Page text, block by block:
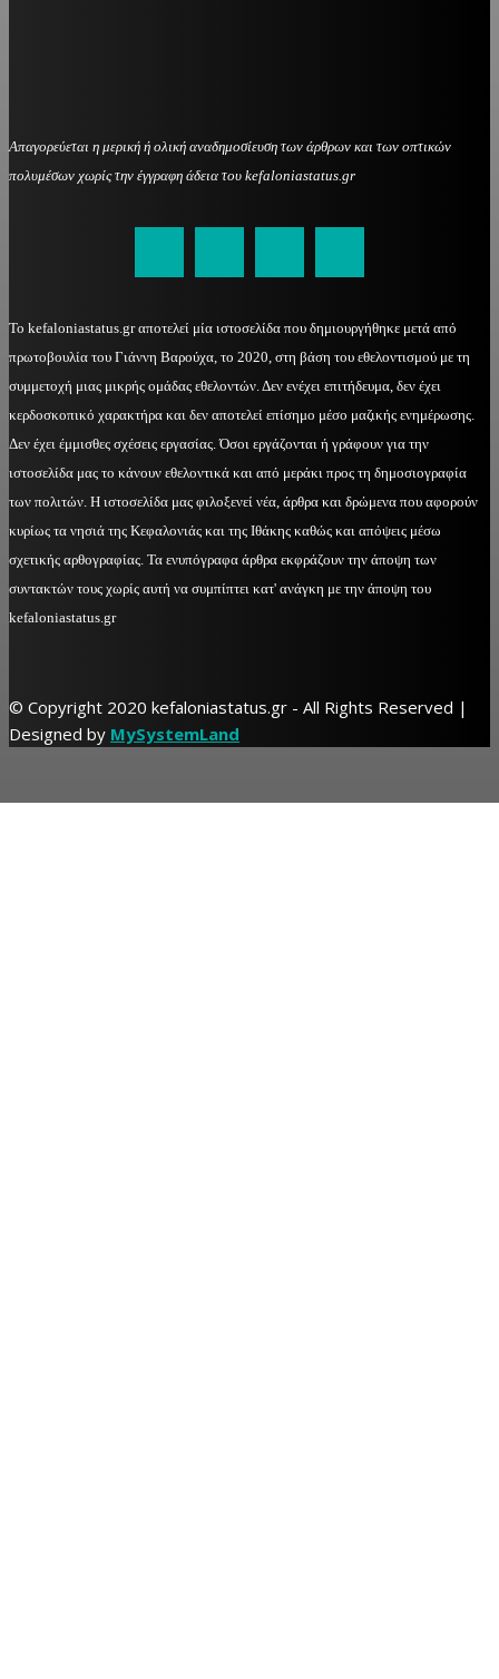
Απαγορεύεται η μερική ή ολική αναδημοσίευση των άρθρων και των οπτικών
πολυμέσων χωρίς την έγγραφη άδεια του kefaloniastatus.gr
Το kefaloniastatus.gr αποτελεί μία ιστοσελίδα που δημιουργήθηκε μετά από
πρωτοβουλία του Γιάννη Βαρούχα, το 2020, στη βάση του εθελοντισμού με τη
συμμετοχή μιας μικρής ομάδας εθελοντών. Δεν ενέχει επιτήδευμα, δεν έχει
κερδοσκοπικό χαρακτήρα και δεν αποτελεί επίσημο μέσο μαζικής ενημέρωσης.
Δεν έχει έμμισθες σχέσεις εργασίας. Όσοι εργάζονται ή γράφουν για την
ιστοσελίδα μας το κάνουν εθελοντικά και από μεράκι προς τη δημοσιογραφία
των πολιτών. Η ιστοσελίδα μας φιλοξενεί νέα, άρθρα και δρώμενα που αφορούν
κυρίως τα νησιά της Κεφαλονιάς και της Ιθάκης καθώς και απόψεις μέσω
σχετικής αρθογραφίας. Τα ενυπόγραφα άρθρα εκφράζουν την άποψη των
συντακτών τους χωρίς αυτή να συμπίπτει κατ' ανάγκη με την άποψη του
kefaloniastatus.gr
© Copyright 2020 kefaloniastatus.gr - All Rights Reserved |
Designed by MySystemLand